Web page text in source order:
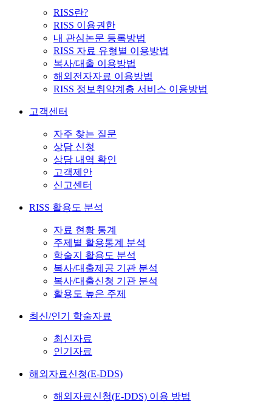
RISS란?
RISS 이용권한
내 관심논문 등록방법
RISS 자료 유형별 이용방법
복사/대출 이용방법
해외전자자료 이용방법
RISS 정보취약계층 서비스 이용방법
고객센터
자주 찾는 질문
상담 신청
상담 내역 확인
고객제안
신고센터
RISS 활용도 분석
자료 현황 통계
주제별 활용통계 분석
학술지 활용도 분석
복사/대출제공 기관 분석
복사/대출신청 기관 분석
활용도 높은 주제
최신/인기 학술자료
최신자료
인기자료
해외자료신청(E-DDS)
해외자료신청(E-DDS) 이용 방법